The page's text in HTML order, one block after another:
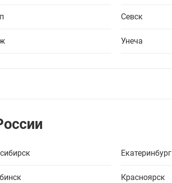
Севск
Унеча
Екатеринбург
Красноярск